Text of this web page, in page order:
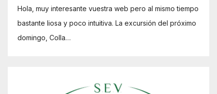
Hola, muy interesante vuestra web pero al mismo tiempo
bastante liosa y poco intuitiva. La excursión del próximo
domingo, Colla…